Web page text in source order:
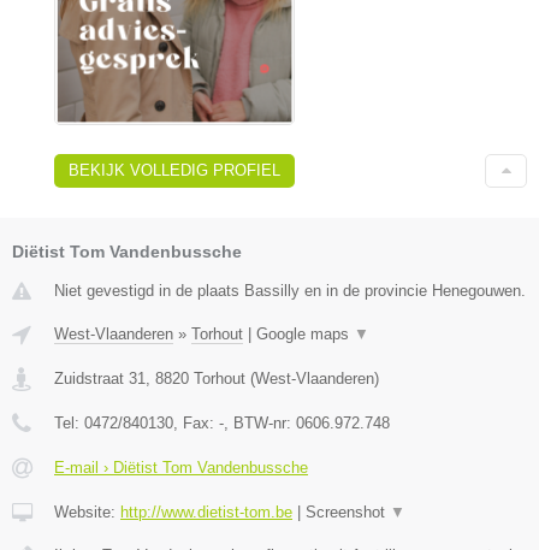
BEKIJK VOLLEDIG PROFIEL
Diëtist Tom Vandenbussche
Niet gevestigd in de plaats Bassilly en in de provincie Henegouwen.
West-Vlaanderen » Torhout | Google maps ▼
Zuidstraat 31 8820 Torhout (West-Vlaanderen)
Tel: 0472/840130 , Fax: - , BTW-nr: 0606.972.748
E-mail › Diëtist Tom Vandenbussche
Website: http://www.dietist-tom.be | Screenshot ▼